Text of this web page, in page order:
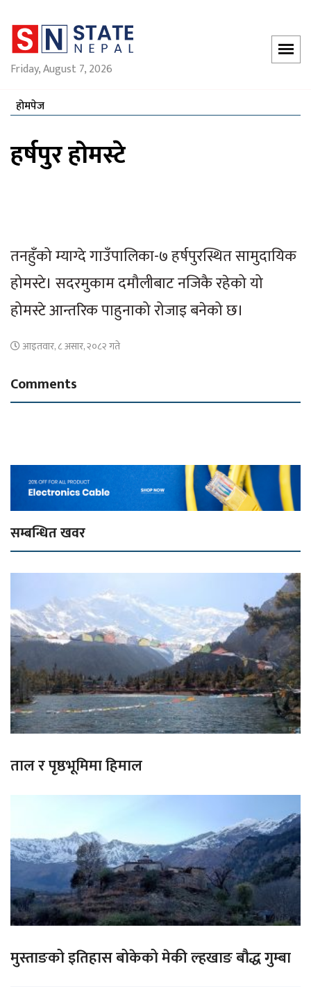
Friday, August 7, 2026
होमपेज
हर्षपुर होमस्टे
तनहुँको म्याग्दे गाउँपालिका-७ हर्षपुरस्थित सामुदायिक
होमस्टे। सदरमुकाम दमौलीबाट नजिकै रहेको यो
होमस्टे आन्तरिक पाहुनाको रोजाइ बनेको छ।
आइतवार, ८ असार, २०८२ गते
Comments
सम्बन्धित खवर
ताल र पृष्ठभूमिमा हिमाल
मुस्ताङको इतिहास बोकेको मेकी ल्हखाङ बौद्ध गुम्बा